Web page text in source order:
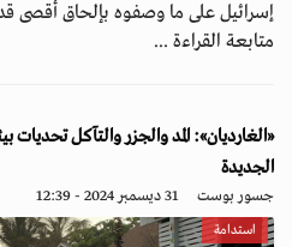
إسرائيل على ما وصفوه بإلحاق أقصى
متابعة القراءة ...
«الغارديان»: المد والجزر والتآكل تحديات
الجديدة
جسور بوست 31 ديسمبر 2024 - 12:39
استدامة